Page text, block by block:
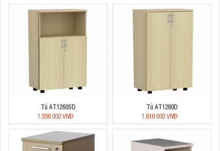
Tủ AT1260SD
1.550.000 VNĐ
Tủ AT1260D
1.610.000 VNĐ